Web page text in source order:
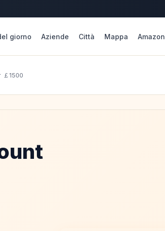
giorno Aziende Città Mappa Amazon
1500